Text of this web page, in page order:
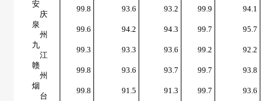
安
庆
99.8 93.6 93.2 99.9
94.1
泉
州
99.6 94.2 94.3 99.7
95.7
九
江
99.3 93.3 93.6 99.2
92.2
赣
州
99.8 93.6 93.7 99.7
93.8
烟
台
99.8 91.5 91.3 99.7
93.6